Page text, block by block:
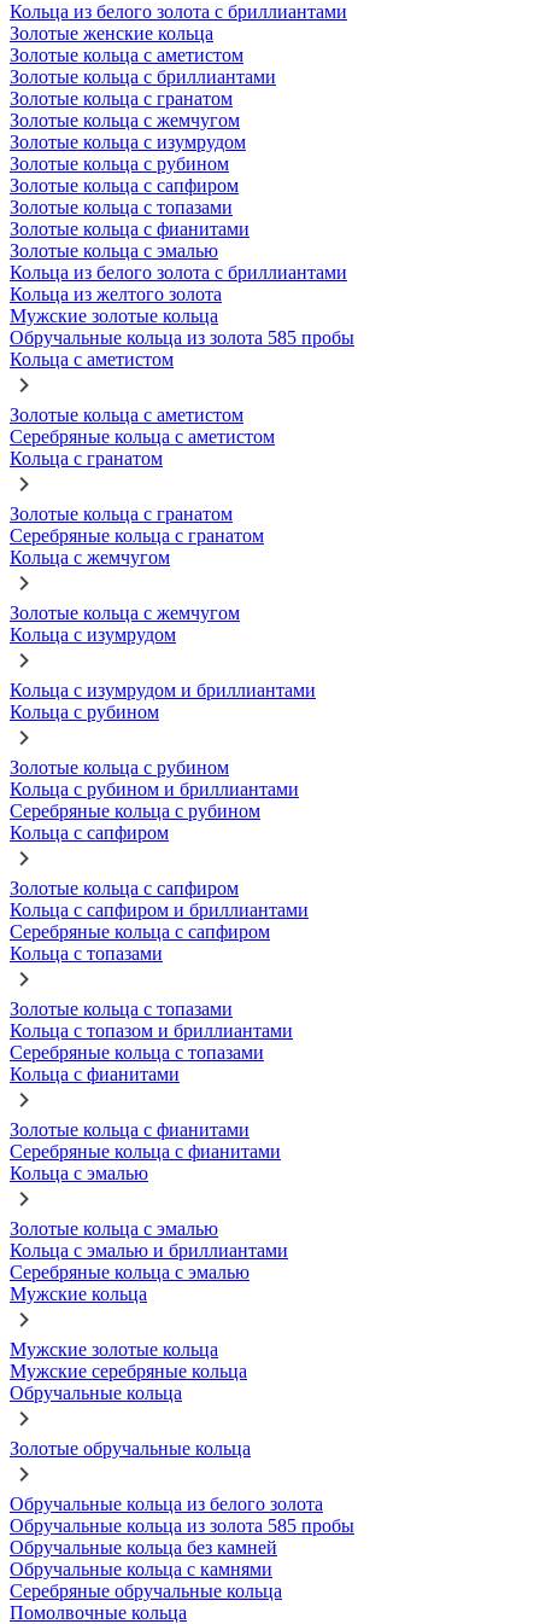
Кольца из белого золота с бриллиантами
Золотые женские кольца
Золотые кольца с аметистом
Золотые кольца с бриллиантами
Золотые кольца с гранатом
Золотые кольца с жемчугом
Золотые кольца с изумрудом
Золотые кольца с рубином
Золотые кольца с сапфиром
Золотые кольца с топазами
Золотые кольца с фианитами
Золотые кольца с эмалью
Кольца из белого золота с бриллиантами
Кольца из желтого золота
Мужские золотые кольца
Обручальные кольца из золота 585 пробы
Кольца с аметистом
Золотые кольца с аметистом
Серебряные кольца с аметистом
Кольца с гранатом
Золотые кольца с гранатом
Серебряные кольца с гранатом
Кольца с жемчугом
Золотые кольца с жемчугом
Кольца с изумрудом
Кольца с изумрудом и бриллиантами
Кольца с рубином
Золотые кольца с рубином
Кольца с рубином и бриллиантами
Серебряные кольца с рубином
Кольца с сапфиром
Золотые кольца с сапфиром
Кольца с сапфиром и бриллиантами
Серебряные кольца с сапфиром
Кольца с топазами
Золотые кольца с топазами
Кольца с топазом и бриллиантами
Серебряные кольца с топазами
Кольца с фианитами
Золотые кольца с фианитами
Серебряные кольца с фианитами
Кольца с эмалью
Золотые кольца с эмалью
Кольца с эмалью и бриллиантами
Серебряные кольца с эмалью
Мужские кольца
Мужские золотые кольца
Мужские серебряные кольца
Обручальные кольца
Золотые обручальные кольца
Обручальные кольца из белого золота
Обручальные кольца из золота 585 пробы
Обручальные кольца без камней
Обручальные кольца с камнями
Серебряные обручальные кольца
Помолвочные кольца